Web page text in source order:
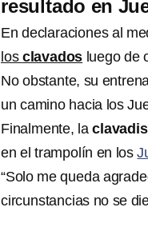
resultado en
En declaraciones al
los clavados luego de
No obstante, su
un camino hacia los
Finalmente, la
en el trampolín en los
“Solo me queda
circunstancias no se